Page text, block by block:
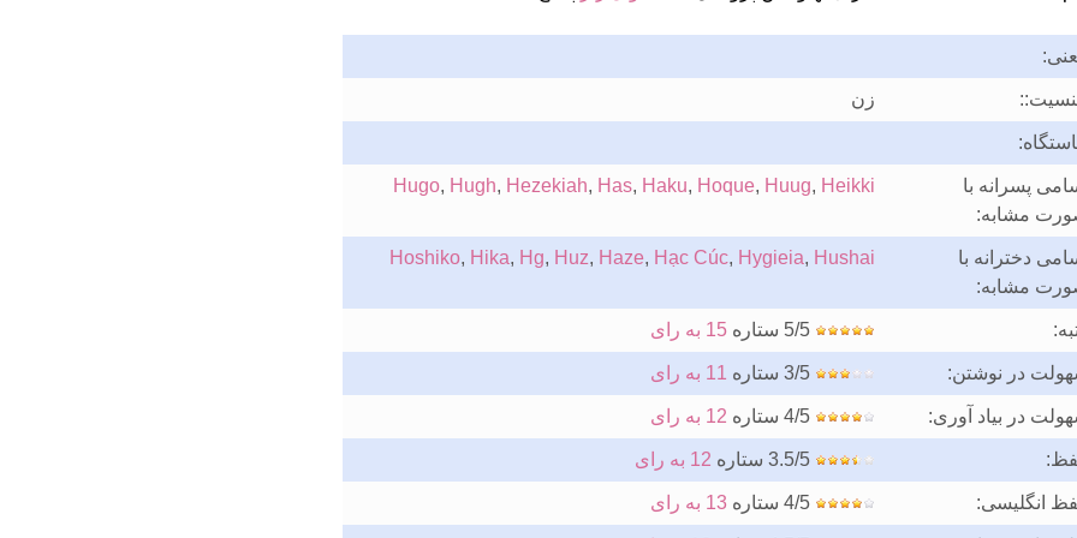
زن
پسرانه با
مشابه:
Hugo, Hugh, Hezekiah, Has, Haku, Hoque, Huug, Heikki
دخترانه با
مشابه:
Hoshiko, Hika, Hg, Huz, Haze, Hạc Cúc, Hygieia, Hushai
5/5 ستاره 15 به رای
در نوشتن: 3/5 ستاره 11 به رای
در بیاد آوری: 4/5 ستاره 12 به رای
3.5/5 ستاره 12 به رای
انگلیسی: 4/5 ستاره 13 به رای